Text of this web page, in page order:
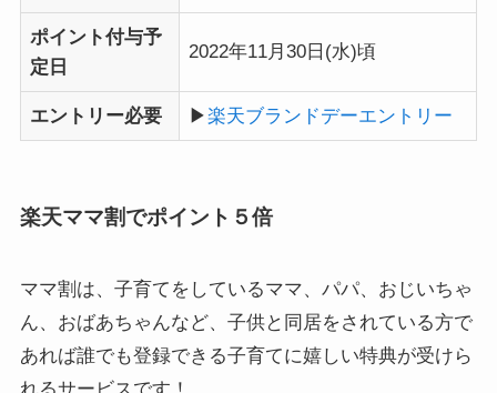
ポイント付与予
定日
2022年11月30日(水)頃
エントリー必要 ▶楽天ブランドデーエントリー
楽天ママ割でポイント５倍
ママ割は、子育てをしているママ、パパ、おじいちゃ
ん、おばあちゃんなど、子供と同居をされている方で
あれば誰でも登録できる子育てに嬉しい特典が受けら